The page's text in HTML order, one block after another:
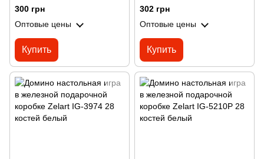
300 грн
Оптовые цены
Купить
302 грн
Оптовые цены
Купить